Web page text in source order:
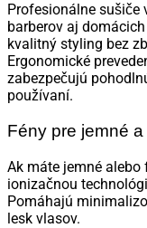
Profesionálne sušiče
barberov aj
kvalitný styling bez
Ergonomické
zabezpečujú
používaní.
Fény pre jemné
Ak máte jemné alebo
ionizačnou
Pomáhajú
lesk vlasov.